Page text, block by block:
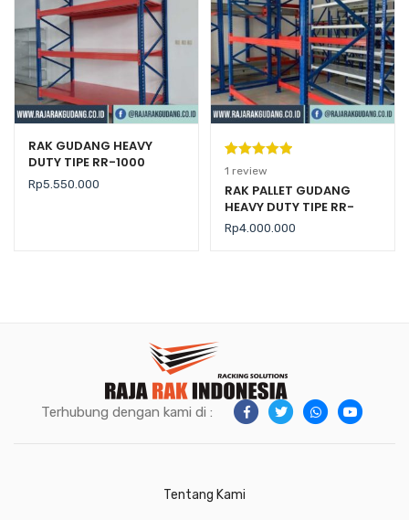
RAK GUDANG HEAVY
DUTY TIPE RR-1000
Rp5.550.000
Peringkat
5.00dari 5
berdasarka
n
1
penilaian
1 review
RAK PALLET GUDANG
HEAVY DUTY TIPE RR-
2000 KAPASITAS 2 TON /
LEVEL
Rp4.000.000
Terhubung dengan kami di :
Tentang Kami